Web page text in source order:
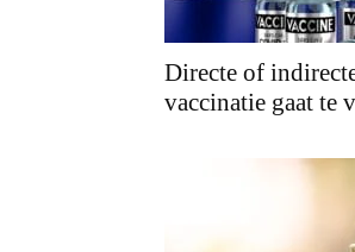
Directe of
vaccinatie gaat te